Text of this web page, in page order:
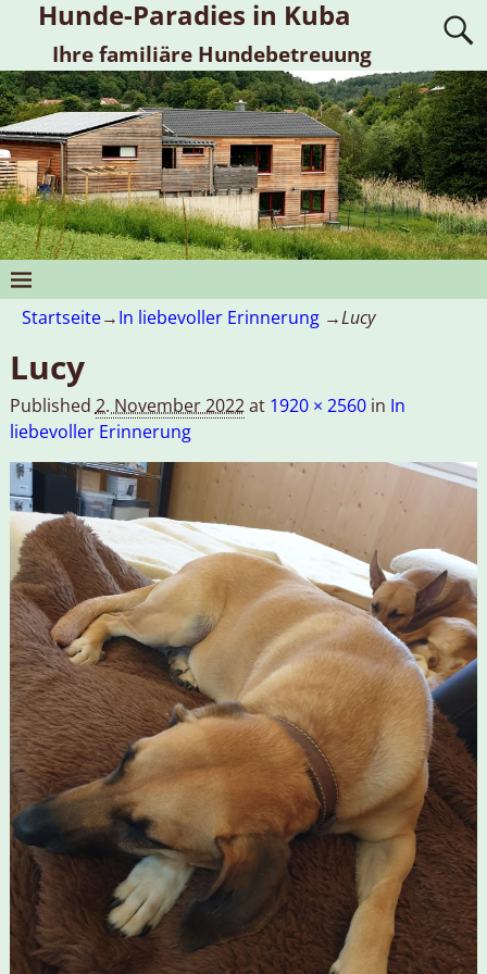
Hunde-Paradies in Kuba
Ihre familiäre Hundebetreuung
Startseite→In liebevoller Erinnerung →Lucy
Lucy
Published2. November 2022at 1920 × 2560in In
liebevoller Erinnerung